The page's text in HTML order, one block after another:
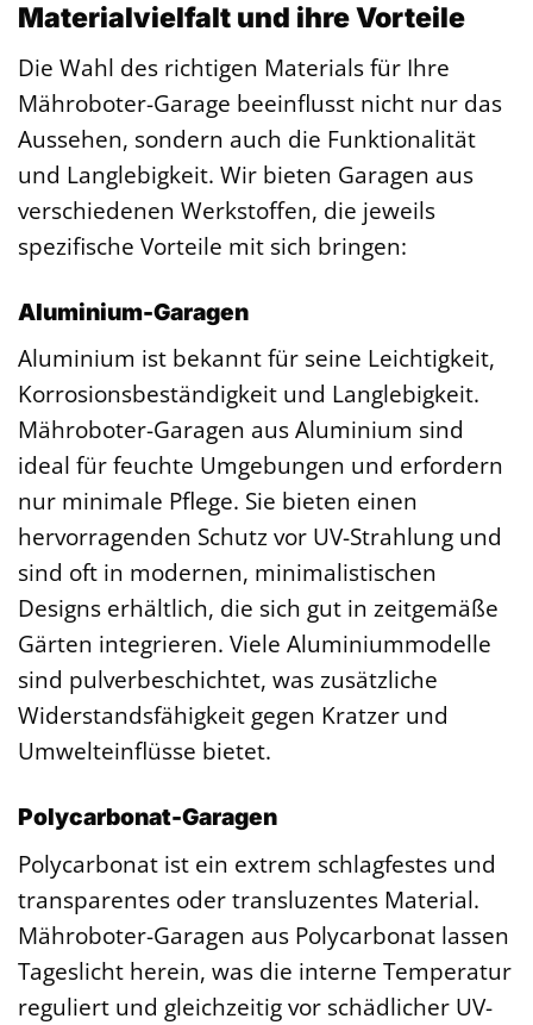
Materialvielfalt und ihre Vorteile
Die Wahl des richtigen Materials für Ihre
Mähroboter-Garage beeinflusst nicht nur das
Aussehen, sondern auch die Funktionalität
und Langlebigkeit. Wir bieten Garagen aus
verschiedenen Werkstoffen, die jeweils
spezifische Vorteile mit sich bringen:
Aluminium-Garagen
Aluminium ist bekannt für seine Leichtigkeit,
Korrosionsbeständigkeit und Langlebigkeit.
Mähroboter-Garagen aus Aluminium sind
ideal für feuchte Umgebungen und erfordern
nur minimale Pflege. Sie bieten einen
hervorragenden Schutz vor UV-Strahlung und
sind oft in modernen, minimalistischen
Designs erhältlich, die sich gut in zeitgemäße
Gärten integrieren. Viele Aluminiummodelle
sind pulverbeschichtet, was zusätzliche
Widerstandsfähigkeit gegen Kratzer und
Umwelteinflüsse bietet.
Polycarbonat-Garagen
Polycarbonat ist ein extrem schlagfestes und
transparentes oder transluzentes Material.
Mähroboter-Garagen aus Polycarbonat lassen
Tageslicht herein, was die interne Temperatur
reguliert und gleichzeitig vor schädlicher UV-